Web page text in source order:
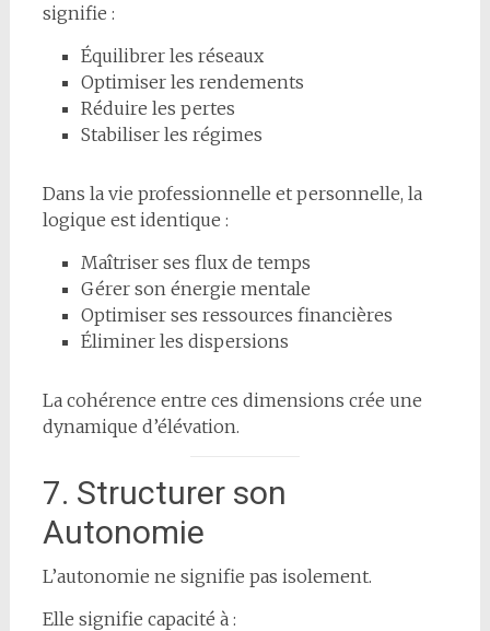
signifie :
Équilibrer les réseaux
Optimiser les rendements
Réduire les pertes
Stabiliser les régimes
Dans la vie professionnelle et personnelle, la
logique est identique :
Maîtriser ses flux de temps
Gérer son énergie mentale
Optimiser ses ressources financières
Éliminer les dispersions
La cohérence entre ces dimensions crée une
dynamique d’élévation.
7. Structurer son
Autonomie
L’autonomie ne signifie pas isolement.
Elle signifie capacité à :